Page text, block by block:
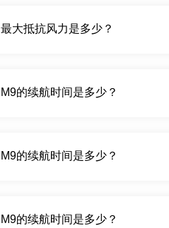
最大抵抗风力是多少？
M9的续航时间是多少？
M9的续航时间是多少？
M9的续航时间是多少？